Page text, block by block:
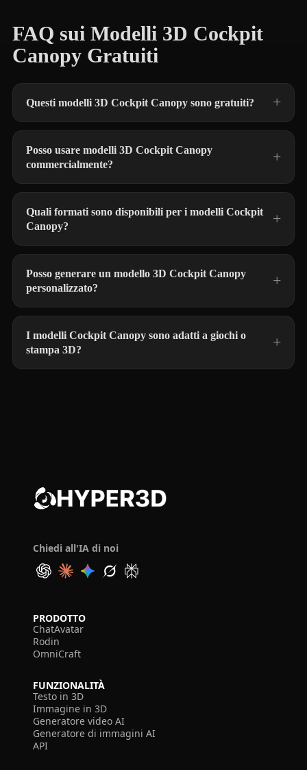
FAQ sui Modelli 3D Cockpit
Canopy Gratuiti
Questi modelli 3D Cockpit Canopy sono gratuiti?
Posso usare modelli 3D Cockpit Canopy
commercialmente?
Quali formati sono disponibili per i modelli Cockpit
Canopy?
Posso generare un modello 3D Cockpit Canopy
personalizzato?
I modelli Cockpit Canopy sono adatti a giochi o
stampa 3D?
Chiedi all'IA di noi
PRODOTTO
ChatAvatar
Rodin
OmniCraft
FUNZIONALITÀ
Testo in 3D
Immagine in 3D
Generatore video AI
Generatore di immagini AI
API